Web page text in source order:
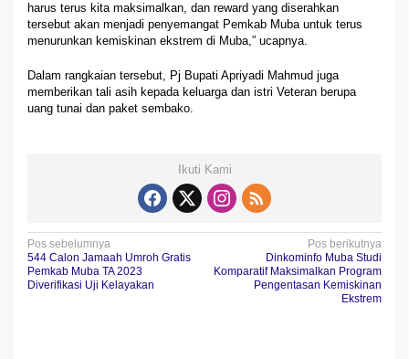
harus terus kita maksimalkan, dan reward yang diserahkan
tersebut akan menjadi penyemangat Pemkab Muba untuk terus
menurunkan kemiskinan ekstrem di Muba,” ucapnya.
Dalam rangkaian tersebut, Pj Bupati Apriyadi Mahmud juga
memberikan tali asih kepada keluarga dan istri Veteran berupa
uang tunai dan paket sembako.
Ikuti Kami
N
a
Pos sebelumnya
544 Calon Jamaah Umroh Gratis
Pemkab Muba TA 2023
Diverifikasi Uji Kelayakan
Pos berikutnya
Dinkominfo Muba Studi
Komparatif Maksimalkan Program
Pengentasan Kemiskinan
Ekstrem